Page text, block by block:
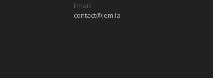
Email:
contact@jem.la